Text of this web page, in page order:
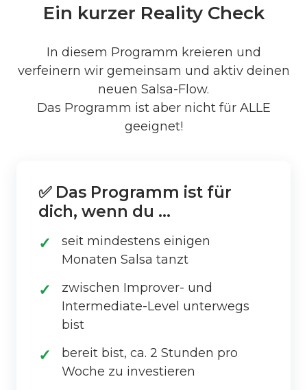
Ein kurzer Reality Check
In diesem Programm kreieren und
verfeinern wir gemeinsam und aktiv deinen
neuen Salsa-Flow.
Das Programm ist aber nicht für ALLE
geeignet!
✅ Das Programm ist für
dich, wenn du …
seit mindestens einigen
Monaten Salsa tanzt
zwischen Improver- und
Intermediate-Level unterwegs
bist
bereit bist, ca. 2 Stunden pro
Woche zu investieren